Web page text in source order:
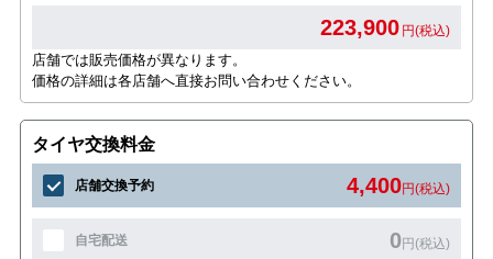
223,900 円(税込)
店舗では販売価格が異なります。
価格の詳細は各店舗へ直接お問い合わせください。
タイヤ交換料金
店舗交換予約 4,400円(税込)
自宅配送 0円(税込)